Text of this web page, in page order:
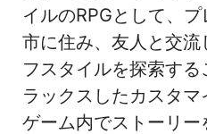
イルのRPGとして、
市に住み、友人と交流
フスタイルを探索する
ラックスしたカスタマ
ゲーム内でストーリ